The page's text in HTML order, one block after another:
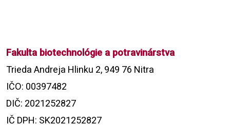
Fakulta biotechnológie a potravinárstva
Trieda Andreja Hlinku 2, 949 76 Nitra
IČO: 00397482
DIČ: 2021252827
IČ DPH: SK2021252827